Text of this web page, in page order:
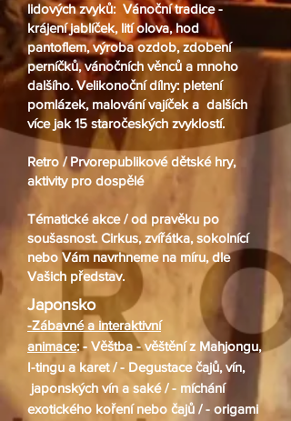
lidových zvyků: Vánoční tradice-
krájení jablíček, lití olova, hod
pantoflem, výroba ozdob, zdobení
perníčků, vánočních věnců a mnoho
dalšího. Velikonoční dílny: pletení
pomlázek, malování vajíček a dalších
více jak 15 staročeských zvyklostí.
Retro / Prvorepublikové dětské hry,
aktivity pro dospělé
Tématické akce/ od pravěku po
soušasnost. Cirkus, zvířátka, sokolnící
nebo Vám navrhneme na míru, dle
Vašich představ.
Japonsko
-Zábavné a interaktivní
animace:- Věštba - věštění z Mahjongu,
I-tingu a karet /- Degustace čajů, vín,
japonských vín a saké /- míchání
exotického koření nebo čajů /- origami